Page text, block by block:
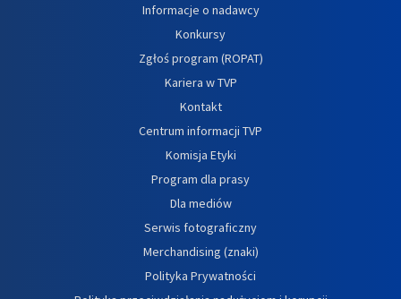
Informacje o nadawcy
Konkursy
Zgłoś program (ROPAT)
Kariera w TVP
Kontakt
Centrum informacji TVP
Komisja Etyki
Program dla prasy
Dla mediów
Serwis fotograficzny
Merchandising (znaki)
Polityka Prywatności